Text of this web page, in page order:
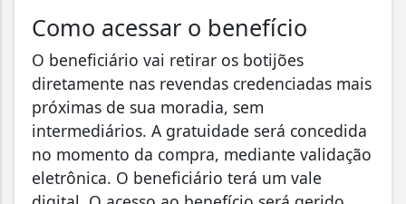
Como acessar o benefício
O beneficiário vai retirar os botijões
diretamente nas revendas credenciadas mais
próximas de sua moradia, sem
intermediários. A gratuidade será concedida
no momento da compra, mediante validação
eletrônica. O beneficiário terá um vale